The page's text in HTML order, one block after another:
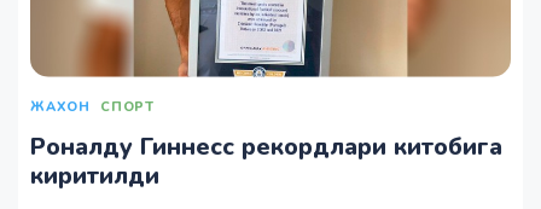
ЖАХОН СПОРТ
Роналду Гиннесс рекордлари китобига
киритилди